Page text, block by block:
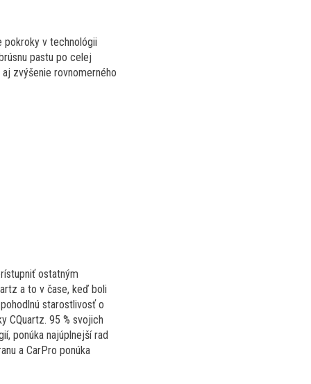
pokroky v technológii
pastu po celej
zvýšenie rovnomerného
ostatným
a to v čase, keď boli
starostlivosť o
CQuartz. 95 % svojich
ponúka najúplnejší rad
a CarPro ponúka